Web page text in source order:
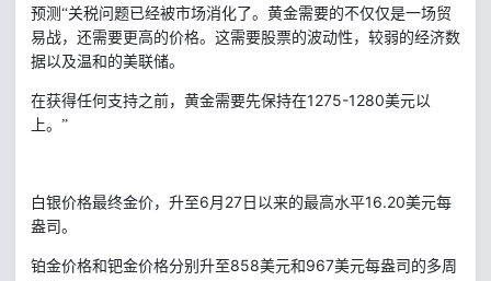
预测“关税问题已经被市场消化了。黄金需要的不仅仅是一场贸
易战，还需要更高的价格。这需要股票的波动性，较弱的经济数
据以及温和的美联储。
在获得任何支持之前，黄金需要先保持在1275-1280美元以
上。”
白银价格最终金价，升至6月 27日以来的最高水平16.20美元每
盎司。
铂金价格和钯金价格分别升至858美元和 967美元每盎司的多周